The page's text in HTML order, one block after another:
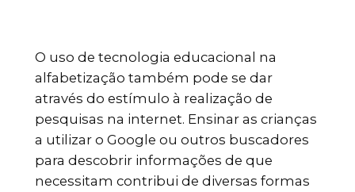
O uso de tecnologia educacional na
alfabetização também pode se dar
através do estímulo à realização de
pesquisas na internet. Ensinar as crianças
a utilizar o Google ou outros buscadores
para descobrir informações de que
necessitam contribui de diversas formas